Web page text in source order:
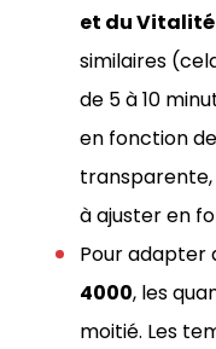
et du
similaires
de 5 à 10
en fonction
transparente,
à ajuster en
Pour adapter
4000, les
moitié. Les